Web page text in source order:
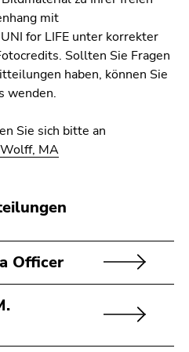
mit
for LIFE unter korrekter
Sollten Sie Fragen
haben, können Sie
wenden.
Sie sich bitte an
MA
Officer